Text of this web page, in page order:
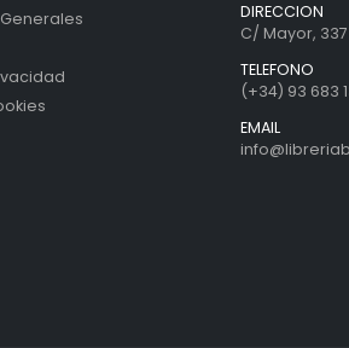
DIRECCION
C/ Mayor,
TELEFONO
(+34) 93 683
EMAIL